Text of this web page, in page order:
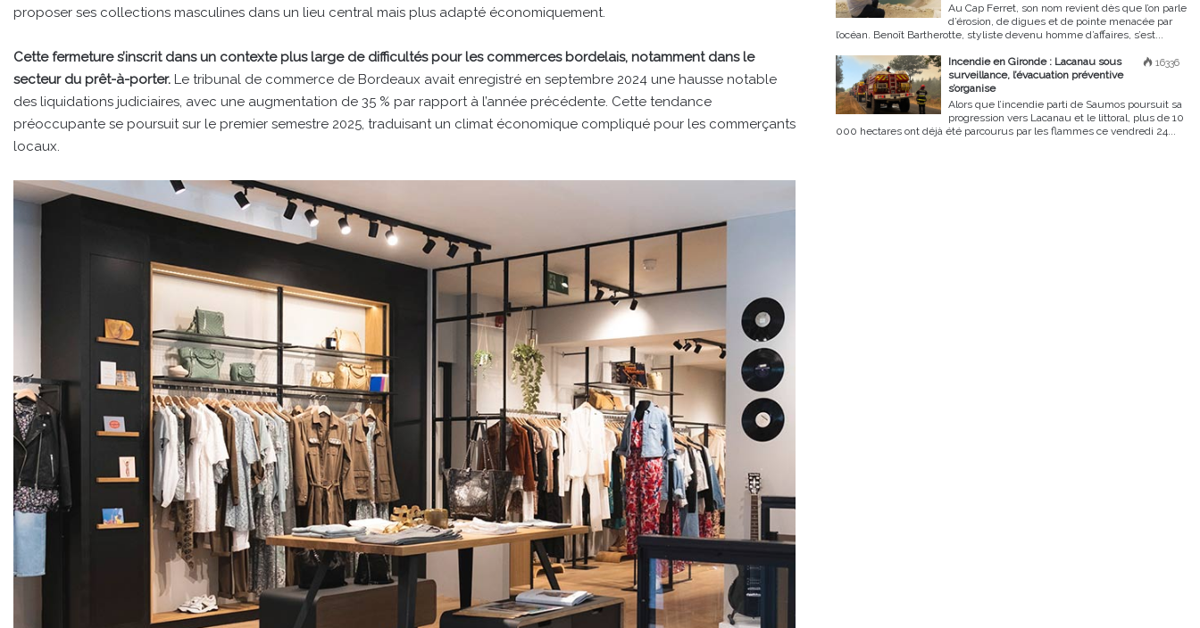
proposer ses collections masculines dans un lieu central mais plus adapté économiquement.
Cette fermeture s’inscrit dans un contexte plus large de difficultés pour les commerces bordelais, notamment dans le
secteur du prêt-à-porter. Le tribunal de commerce de Bordeaux avait enregistré en septembre 2024 une hausse notable
des liquidations judiciaires, avec une augmentation de 35 % par rapport à l’année précédente. Cette tendance
préoccupante se poursuit sur le premier semestre 2025, traduisant un climat économique compliqué pour les commerçants
locaux.
Au Cap Ferret, son nom revient dès que l’on parle
d’érosion, de digues et de pointe menacée par
l’océan. Benoît Bartherotte, styliste devenu homme d’affaires, s’est...
16336
Incendie en Gironde : Lacanau sous
surveillance, l’évacuation préventive
s’organise
Alors que l’incendie parti de Saumos poursuit sa
progression vers Lacanau et le littoral, plus de 10
000 hectares ont déjà été parcourus par les flammes ce vendredi 24...